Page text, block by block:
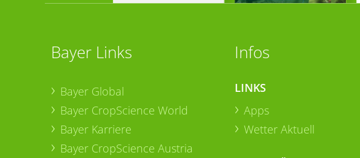
Bayer Links
Bayer Global
Bayer CropScience World
Bayer Karriere
Bayer CropScience Austria
Infos
LINKS
Apps
Wetter Aktuell